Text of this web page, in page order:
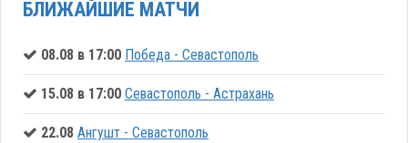
БЛИЖАЙШИЕ МАТЧИ
08.08 в 17:00 Победа - Севастополь
15.08 в 17:00 Севастополь - Астрахань
22.08 Ангушт - Севастополь